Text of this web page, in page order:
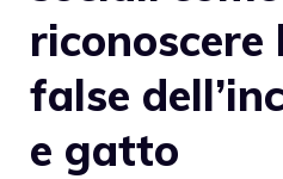
riconoscere
false
e gatto